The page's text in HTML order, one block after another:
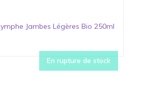
Jambes Légères Bio 250ml
En rupture de stock